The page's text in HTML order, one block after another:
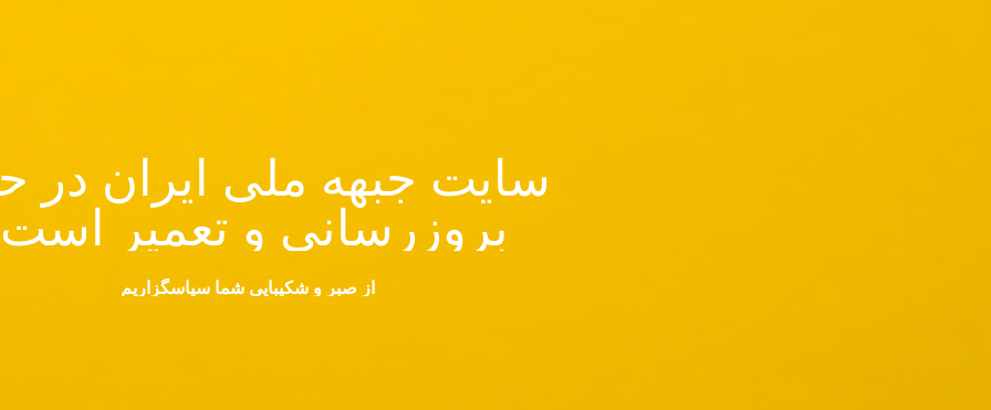
سایت جبهه ملی ایران در
بروزرسانی و تعمیر
از صبر و شکیبایی شما سپاسگزاریم